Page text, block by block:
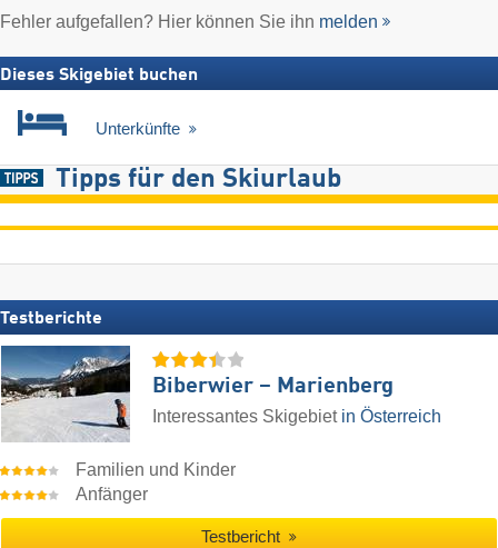
Fehler aufgefallen? Hier können Sie ihn melden
Dieses Skigebiet buchen
Unterkünfte
Tipps für den Skiurlaub
Testberichte
Biberwier – Marienberg
Interessantes Skigebiet in Österreich
Familien und Kinder
Anfänger
Testbericht